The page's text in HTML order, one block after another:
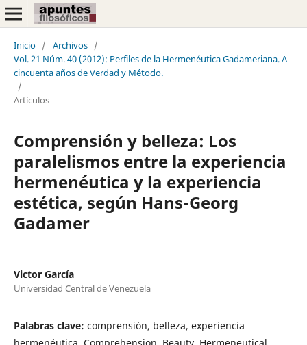
Inicio / Archivos /
Vol. 21 Núm. 40 (2012): Perfiles de la Hermenéutica Gadameriana. A
cincuenta años de Verdad y Método.
/
Artículos
Comprensión y belleza: Los
paralelismos entre la experiencia
hermenéutica y la experiencia
estética, según Hans-Georg
Gadamer
Victor García
Universidad Central de Venezuela
Palabras clave: comprensión, belleza, experiencia